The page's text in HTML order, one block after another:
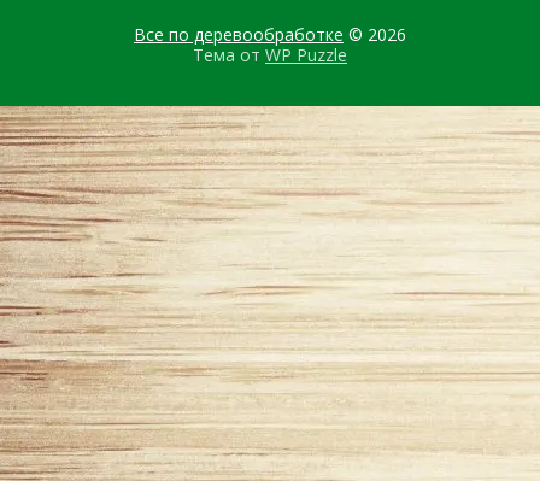
Все по деревообработке © 2026
Тема от WP Puzzle